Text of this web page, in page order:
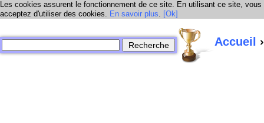
Les cookies assurent le fonctionnement de ce site. En utilisant ce site, vous
acceptez d'utiliser des cookies. En savoir plus. [Ok]
Accueil